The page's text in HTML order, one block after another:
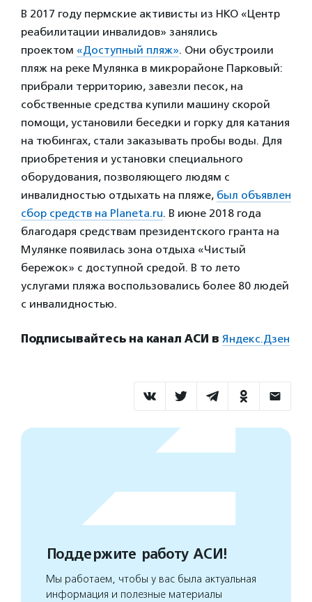
В 2017 году пермские активисты из НКО «Центр
реабилитации инвалидов» занялись
проектом «Доступный пляж». Они обустроили
пляж на реке Мулянка в микрорайоне Парковый:
прибрали территорию, завезли песок, на
собственные средства купили машину скорой
помощи, установили беседки и горку для катания
на тюбингах, стали заказывать пробы воды. Для
приобретения и установки специального
оборудования, позволяющего людям с
инвалидностью отдыхать на пляже, был объявлен
сбор средств на Planeta.ru. В июне 2018 года
благодаря средствам президентского гранта на
Мулянке появилась зона отдыха «Чистый
бережок» с доступной средой. В то лето
услугами пляжа воспользовались более 80 людей
с инвалидностью.
Подписывайтесь на канал АСИ в Яндекс.Дзен
Поддержите работу АСИ!
Мы работаем, чтобы у вас была актуальная
информация и полезные материалы